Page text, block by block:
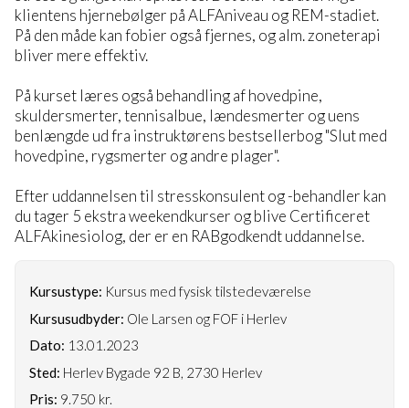
klientens hjernebølger på ALFAniveau og REM-stadiet.
På den måde kan fobier også fjernes, og alm. zoneterapi
bliver mere effektiv.
På kurset læres også behandling af hovedpine,
skuldersmerter, tennisalbue, lændesmerter og uens
benlængde ud fra instruktørens bestsellerbog "Slut med
hovedpine, rygsmerter og andre plager".
Efter uddannelsen til stresskonsulent og -behandler kan
du tager 5 ekstra weekendkurser og blive Certificeret
ALFAkinesiolog, der er en RABgodkendt uddannelse.
Kursustype: Kursus med fysisk tilstedeværelse
Kursusudbyder: Ole Larsen og FOF i Herlev
Dato: 13.01.2023
Sted: Herlev Bygade 92 B, 2730 Herlev
Pris: 9.750 kr.